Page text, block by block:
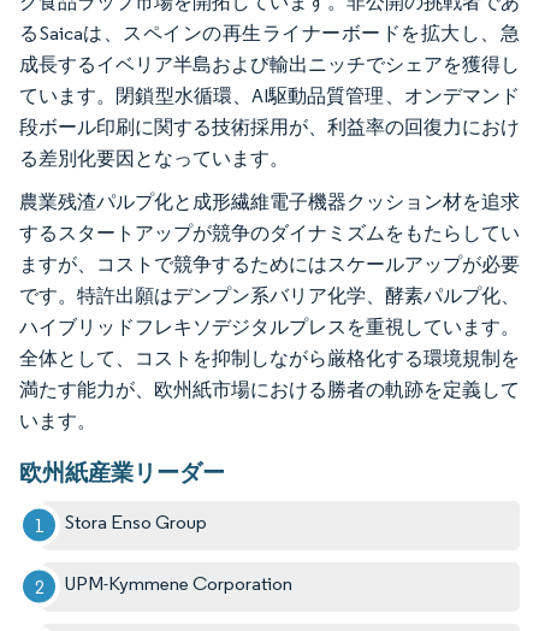
るSaicaは、スペインの再生ライナーボードを拡大し、急
成長するイベリア半島および輸出ニッチでシェアを獲得し
ています。閉鎖型水循環、AI駆動品質管理、オンデマンド
段ボール印刷に関する技術採用が、利益率の回復力におけ
る差別化要因となっています。
農業残渣パルプ化と成形繊維電子機器クッション材を追求
するスタートアップが競争のダイナミズムをもたらしてい
ますが、コストで競争するためにはスケールアップが必要
です。特許出願はデンプン系バリア化学、酵素パルプ化、
ハイブリッドフレキソデジタルプレスを重視しています。
全体として、コストを抑制しながら厳格化する環境規制を
満たす能力が、欧州紙市場における勝者の軌跡を定義して
います。
欧州紙産業リーダー
Stora Enso Group
UPM-Kymmene Corporation